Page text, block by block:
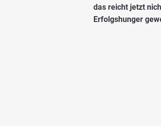
das reicht jetzt
Erfolgshunger